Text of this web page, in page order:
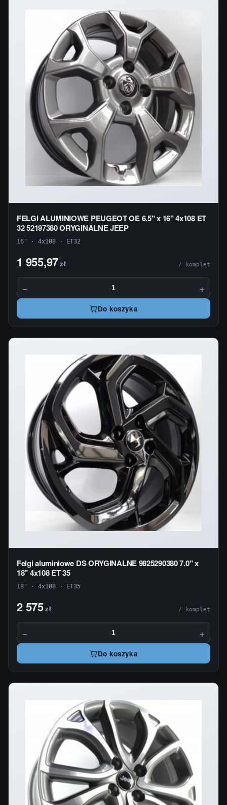
FELGI ALUMINIOWE PEUGEOT OE 6.5" x 16" 4x108 ET
32 52197380 ORYGINALNE JEEP
16" · 4x108 · ET32
1 955,97zł / komplet
− +
Do koszyka
Felgi aluminiowe DS ORYGINALNE 9825290380 7.0" x
18" 4x108 ET 35
18" · 4x108 · ET35
2 575zł / komplet
− +
Do koszyka